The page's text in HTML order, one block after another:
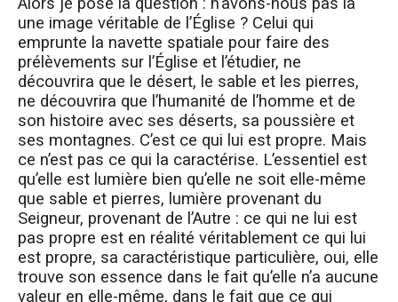
une image véritable de l’Église ? Celui qui
emprunte la navette spatiale pour faire des
prélèvements sur l’Église et l’étudier, ne
découvrira que le désert, le sable et les pierres,
ne découvrira que l’humanité de l’homme et de
son histoire avec ses déserts, sa poussière et
ses montagnes. C’est ce qui lui est propre. Mais
ce n’est pas ce qui la caractérise. L’essentiel est
qu’elle est lumière bien qu’elle ne soit elle-même
que sable et pierres, lumière provenant du
Seigneur, provenant de l’Autre : ce qui ne lui est
pas propre est en réalité véritablement ce qui lui
est propre, sa caractéristique particulière, oui, elle
trouve son essence dans le fait qu’elle n’a aucune
valeur en elle-même, dans le fait que ce qui